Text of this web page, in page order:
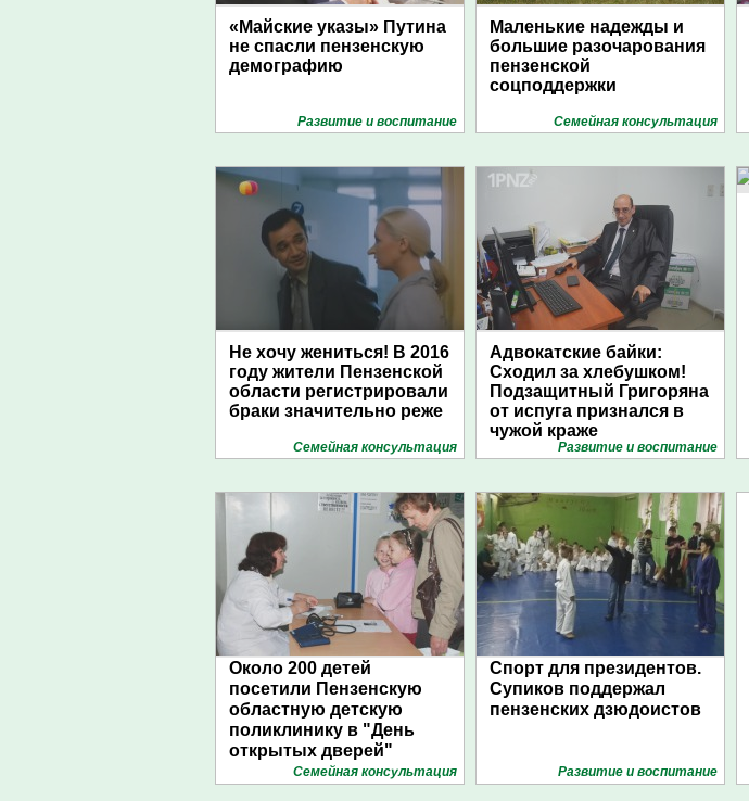
«Майские указы» Путина
не спасли пензенскую
демографию
Развитие и воспитание
Маленькие надежды и
большие разочарования
пензенской
соцподдержки
Семейная консультация
Не хочу жениться! В 2016
году жители Пензенской
области регистрировали
браки значительно реже
Семейная консультация
Адвокатские байки:
Сходил за хлебушком!
Подзащитный Григоряна
от испуга признался в
чужой краже
Развитие и воспитание
Около 200 детей
посетили Пензенскую
областную детскую
поликлинику в "День
открытых дверей"
Семейная консультация
Спорт для президентов.
Супиков поддержал
пензенских дзюдоистов
Развитие и воспитание